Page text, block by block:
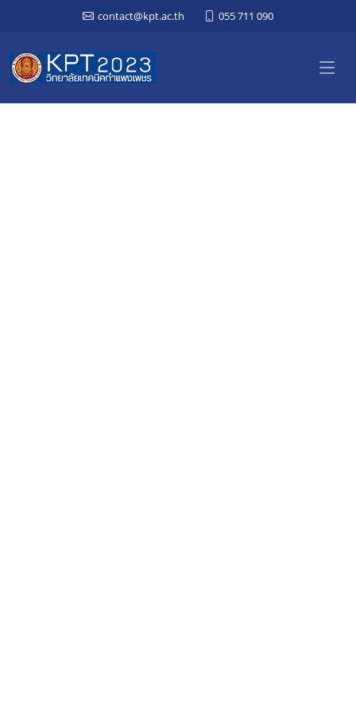
contact@kpt.ac.th 055 711 090